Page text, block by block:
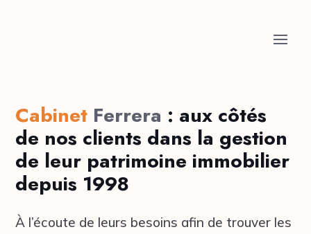
Cabinet Ferrera : aux côtés
de nos clients dans la gestion
de leur patrimoine immobilier
depuis 1998
À l’écoute de leurs besoins afin de trouver les